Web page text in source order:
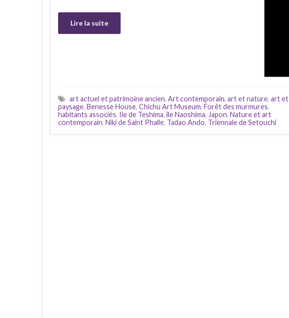
Lire la suite
art actuel et patrimoine ancien, Art contemporain, art et nature, art et
paysage, Benesse House, Chichu Art Museum, Forêt des murmures,
habitants associés, Ile de Teshima,île Naoshima, Japon, Nature et art
contemporain, Niki de Saint Phalle, Tadao Ando, Triennale de Setouchi